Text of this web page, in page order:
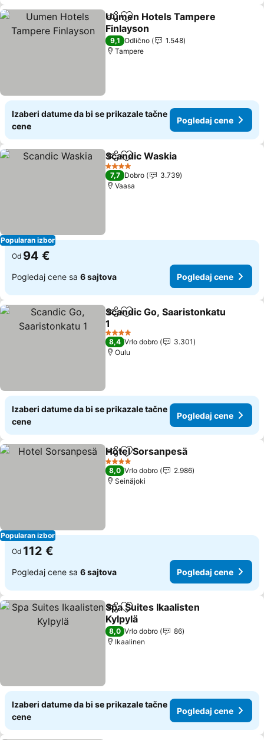
Deli Dodati u favorite
Uumen Hotels Tampere
Finlayson
Pogledaj cene
9,1 Odlično
1.548
Tampere
Izaberi datume da bi se prikazale tačne
cene
Pogledaj cene
Popularan izbor
Deli Dodati u favorite
Scandic Waskia
4 Zvezdice
7,7 Dobro
3.739
Vaasa
Od 94 €
Pogledaj cene sa 6 sajtova Pogledaj cene
Deli Dodati u favorite
Scandic Go, Saaristonkatu
1
Pogledaj cene
4 Zvezdice
8,4 Vrlo dobro
3.301
Oulu
Izaberi datume da bi se prikazale tačne
cene
Pogledaj cene
Popularan izbor
Deli Dodati u favorite
Hotel Sorsanpesä
4 Zvezdice
8,0 Vrlo dobro
2.986
Seinäjoki
Od 112 €
Pogledaj cene sa 6 sajtova Pogledaj cene
Deli Dodati u favorite
Spa Suites Ikaalisten
Kylpylä
Pogledaj cene
8,0 Vrlo dobro
86
Ikaalinen
Izaberi datume da bi se prikazale tačne
cene
Pogledaj cene